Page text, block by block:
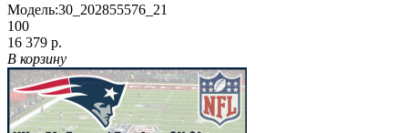
Модель:30_202855576_21
100
16 379 р.
В корзину